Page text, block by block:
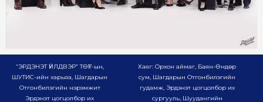
“ЭРДЭНЭТ ҮЙЛДВЭР” ТӨҮГ-ын,
ШУТИС-ийн харьяа, Шагдарын
Отгонбилэгийн нэрэмжит
Эрдэнэт цогцолбор их
Хаяг: Орхон аймаг, Баян-Өндөр
сум, Шагдарын Отгонбилэгийн
гудамж, Эрдэнэт цогцолбор их
сургууль, Шуудангийн